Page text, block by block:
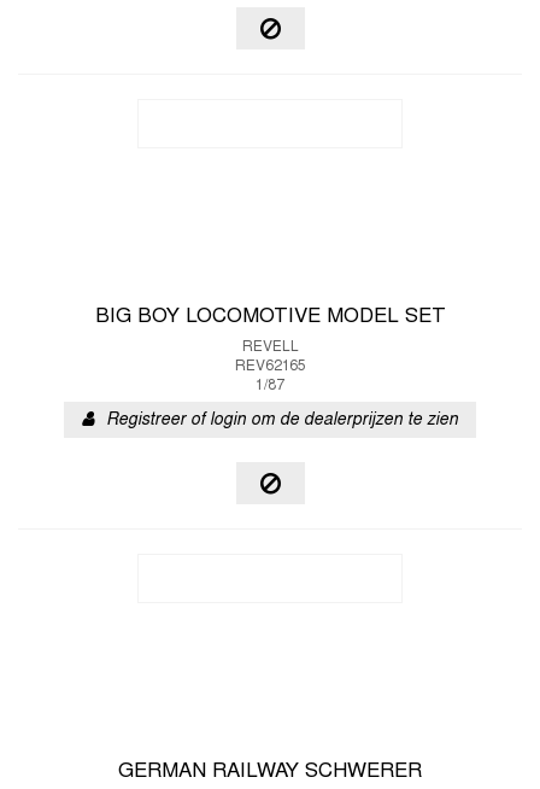
BIG BOY LOCOMOTIVE MODEL SET
REVELL
REV62165
1/87
Registreer of login om de dealerprijzen te zien
GERMAN RAILWAY SCHWERER